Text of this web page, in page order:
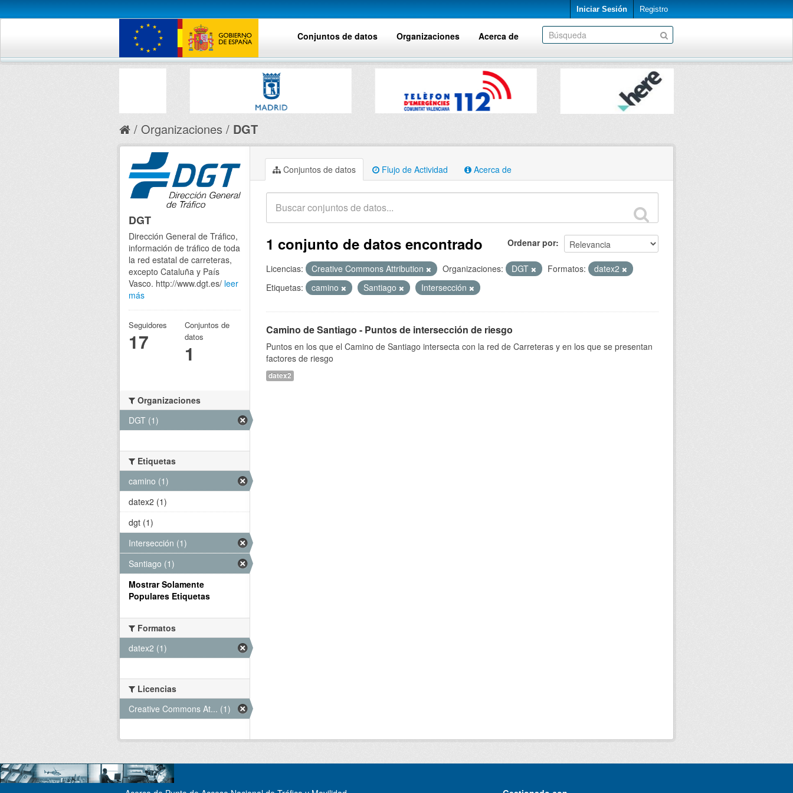
Iniciar Sesión Registro
Conjuntos de datos Organizaciones Acerca de
Organizaciones DGT
Conjuntos de datos Flujo de Actividad Acerca de
Ordenar por
1 conjunto de datos encontrado
Licencias: Creative Commons Attribution Organizaciones: DGT Formatos:
datex2
Etiquetas:
camino Santiago Intersección
Camino de Santiago - Puntos de intersección de riesgo
Puntos en los que el Camino de Santiago intersecta con la red de Carreteras y en los que se presentan
factores de riesgo
datex2
DGT
Dirección General de Tráfico,
información de tráfico de toda
la red estatal de carreteras,
excepto Cataluña y País
Vasco. http://www.dgt.es/ leer
más
Seguidores
17
Conjuntos de
datos
1
Organizaciones
DGT (1)
Etiquetas
camino (1)
datex2 (1)
dgt (1)
Intersección (1)
Santiago (1)
Mostrar Solamente
Populares Etiquetas
Formatos
datex2 (1)
Licencias
Creative Commons At... (1)